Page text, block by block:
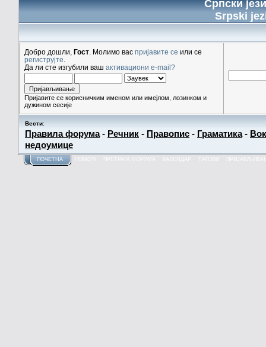
Српски
Srpski
Добро дошли, Гост . Молимо вас пријавите се или се
региструјте
Да ли сте изгубили ваш активациони e-mail?
Пријавите се корисничким именом или имејлом, лозинком и
дужином сесије
Вести:
Правила форума- Речник - Правопис - Граматика-
недоумице
ПОЧЕТНА КАЛЕНДАР